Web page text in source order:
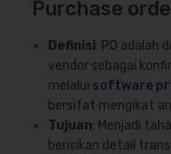
Purchase
Definisi: PO adalah
vendor sebagai
melalui software
bersifat mengikat
Tujuan: Menjadi
berisikan detail